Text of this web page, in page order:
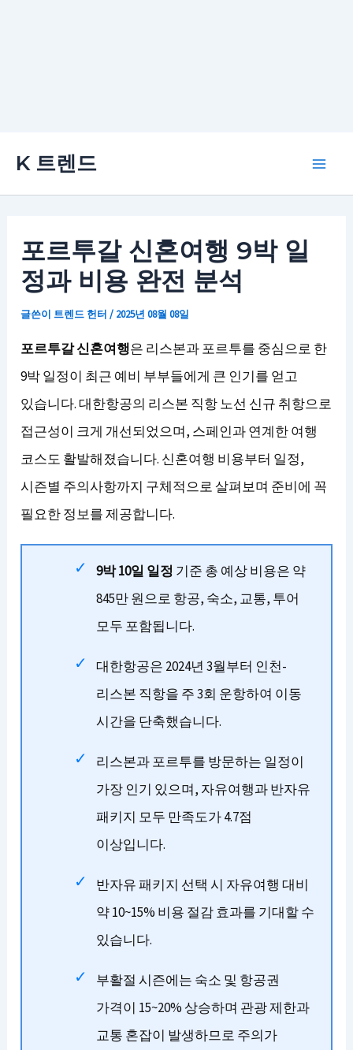
K 트렌드
포르투갈 신혼여행 9박 일
정과 비용 완전 분석
글쓴이 트렌드 헌터/ 2025년 08월 08일
포르투갈 신혼여행은 리스본과 포르투를 중심으로 한
9박 일정이 최근 예비 부부들에게 큰 인기를 얻고
있습니다. 대한항공의 리스본 직항 노선 신규 취항으로
접근성이 크게 개선되었으며, 스페인과 연계한 여행
코스도 활발해졌습니다. 신혼여행 비용부터 일정,
시즌별 주의사항까지 구체적으로 살펴보며 준비에 꼭
필요한 정보를 제공합니다.
9박 10일 일정 기준 총 예상 비용은 약
845만 원으로 항공, 숙소, 교통, 투어
모두 포함됩니다.
대한항공은 2024년 3월부터 인천-
리스본 직항을 주 3회 운항하여 이동
시간을 단축했습니다.
리스본과 포르투를 방문하는 일정이
가장 인기 있으며, 자유여행과 반자유
패키지 모두 만족도가 4.7점
이상입니다.
반자유 패키지 선택 시 자유여행 대비
약 10~15% 비용 절감 효과를 기대할 수
있습니다.
부활절 시즌에는 숙소 및 항공권
가격이 15~20% 상승하며 관광 제한과
교통 혼잡이 발생하므로 주의가